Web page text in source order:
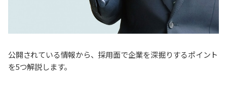
公開されている情報から、採用面で企業を深掘りするポイント
を5つ解説します。